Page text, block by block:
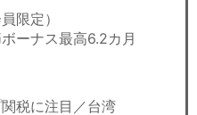
限定）
ーナス最高6.2カ月
税に注目／台湾